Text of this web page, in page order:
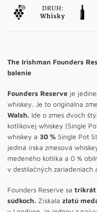
DRUH:
Whisky
The Irishman Founders
balenie
Founders Reserve je
whiskey. Je to originálna
Walsh. Ide o zmes dvoch
kotlíkovej whiskey (Single
whiskey a 30 % Single Pot
jediná írska zmesová
medeného kotlíka a 0 %
v destilačných
Founders Reserve sa trikrát
súdkoch. Získala zlatú